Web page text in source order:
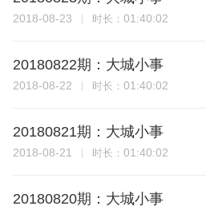
2018-08-23 时长： 01:40:02
20180822期：大城小事
2018-08-22 时长： 01:40:02
20180821期：大城小事
2018-08-21 时长： 01:40:02
20180820期：大城小事